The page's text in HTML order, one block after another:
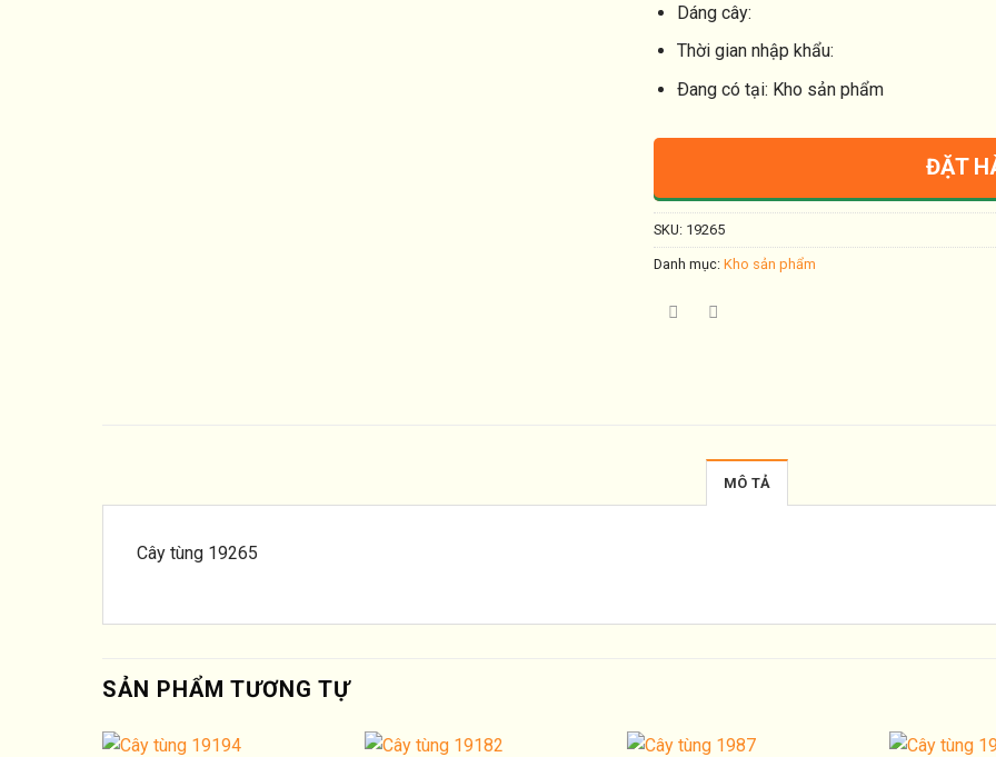
Dáng cây:
Thời gian nhập khẩu:
Ðang có tại: Kho sản phẩm
ĐẶT
SKU: 19265
Danh mục: Kho sản phẩm
MÔ TẢ
Cây tùng 19265
SẢN PHẨM TƯƠNG TỰ